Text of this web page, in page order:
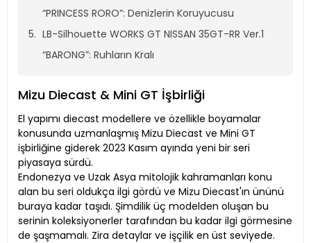
“PRINCESS RORO”: Denizlerin Koruyucusu
LB-Silhouette WORKS GT NISSAN 35GT-RR Ver.1
“BARONG”: Ruhların Kralı
Mizu Diecast & Mini GT İşbirliği
El yapımı diecast modellere ve özellikle boyamalar
konusunda uzmanlaşmış Mizu Diecast ve Mini GT
işbirliğine giderek 2023 Kasım ayında yeni bir seri
piyasaya sürdü.
Endonezya ve Uzak Asya mitolojik kahramanları konu
alan bu seri oldukça ilgi gördü ve Mizu Diecast'ın ününü
buraya kadar taşıdı. Şimdilik üç modelden oluşan bu
serinin koleksiyonerler tarafından bu kadar ilgi görmesine
de şaşmamalı. Zira detaylar ve işçilik en üst seviyede.